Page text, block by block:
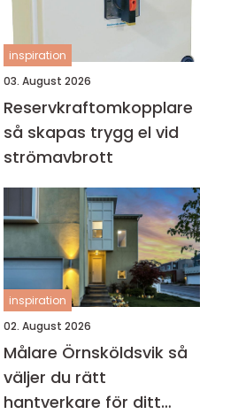
inspiration
03. August 2026
Reservkraftomkopplare
så skapas trygg el vid
strömavbrott
inspiration
02. August 2026
Målare Örnsköldsvik så
väljer du rätt
hantverkare för ditt